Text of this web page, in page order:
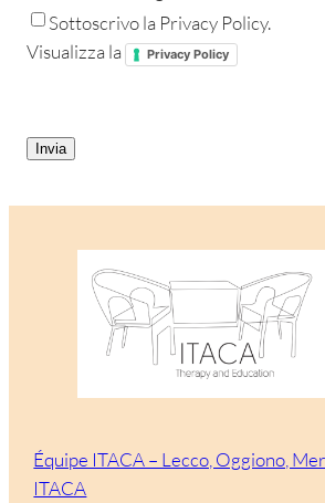
Sottoscrivo la Privacy Policy.
Visualizza la
Privacy Policy
Équipe ITACA – Lecco, Oggiono,
ITACA